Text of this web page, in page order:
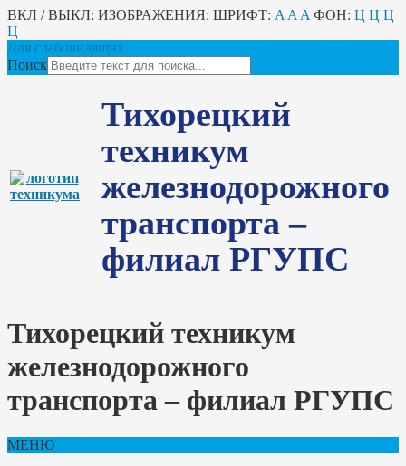
ВКЛ / ВЫКЛ: ИЗОБРАЖЕНИЯ: ШРИФТ: A A A ФОН: Ц Ц Ц
Ц
Для слабовидящих
Поиск
Тихорецкий
техникум
железнодорожного
транспорта –
филиал РГУПС
Тихорецкий техникум
железнодорожного
транспорта – филиал РГУПС
МЕНЮ